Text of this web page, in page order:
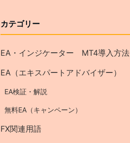
カテゴリー
EA・インジケーター MT4導入方法
EA（エキスパートアドバイザー）
EA検証・解説
無料EA（キャンペーン）
FX関連用語